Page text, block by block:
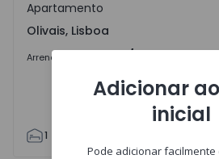
Olivais, Lisboa
Apartamento
Olivais, Lisboa
Arrendar 1.500 €/mês
1
Adicionar
inicial
Pode adicionar facilmente